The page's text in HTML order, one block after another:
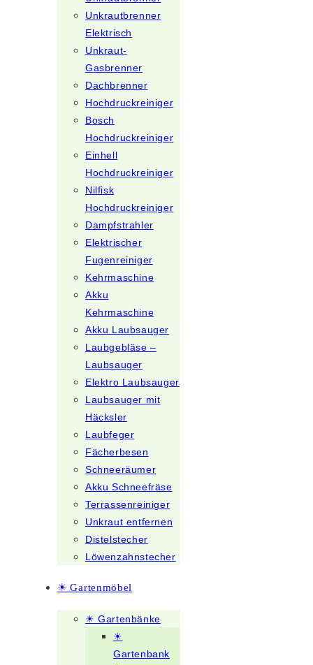
Unkrautbrenner
Elektrisch
Unkraut-
Gasbrenner
Dachbrenner
Hochdruckreiniger
Bosch
Hochdruckreiniger
Einhell
Hochdruckreiniger
Nilfisk
Hochdruckreiniger
Dampfstrahler
Elektrischer
Fugenreiniger
Kehrmaschine
Akku
Kehrmaschine
Akku Laubsauger
Laubgebläse –
Laubsauger
Elektro Laubsauger
Laubsauger mit
Häcksler
Laubfeger
Fächerbesen
Schneeräumer
Akku Schneefräse
Terrassenreiniger
Unkraut entfernen
Distelstecher
Löwenzahnstecher
☀ Gartenmöbel
☀ Gartenbänke
☀
Gartenbank